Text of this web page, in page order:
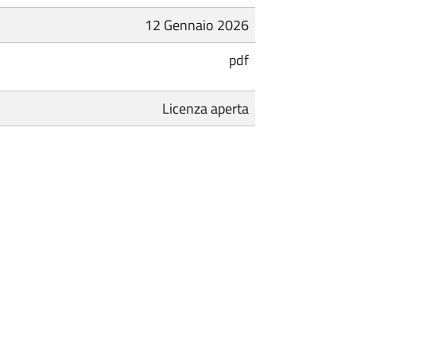
12 Gennaio 2026
pdf
Licenza aperta